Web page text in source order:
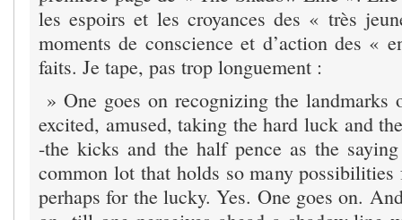
les espoirs et les croyances des « très
moments de conscience et d’action des «
faits. Je tape, pas trop longuement :
» One goes on recognizing the landmarks
excited, amused, taking the hard luck and
-the kicks and the half pence as the
common lot that holds so many
perhaps for the lucky. Yes. One goes on.